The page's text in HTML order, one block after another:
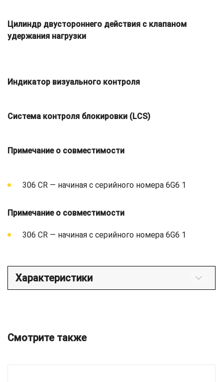
Цилиндр двустороннего действия с клапаном
удержания нагрузки
Индикатор визуального контроля
Система контроля блокировки (LCS)
Примечание о совместимости
306 CR — начиная с серийного номера 6G6 1
Примечание о совместимости
306 CR — начиная с серийного номера 6G6 1
Характеристики
Смотрите также